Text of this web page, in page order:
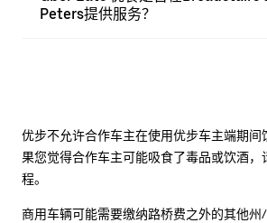
Peters提供服务？
优步不允许合作车主在使用优步车主端期间
果您觉得合作车主可能吸食了毒品或饮酒，
程。
商用车辆可能需要缴纳路桥费之外的其他州/